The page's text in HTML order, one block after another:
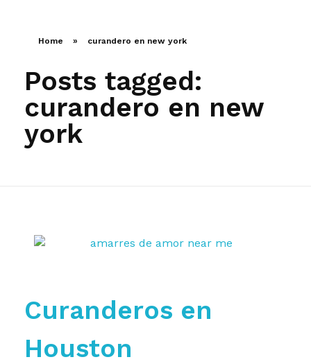
Home » curandero en new york
Posts tagged:
curandero en new
york
Curanderos en
Houston